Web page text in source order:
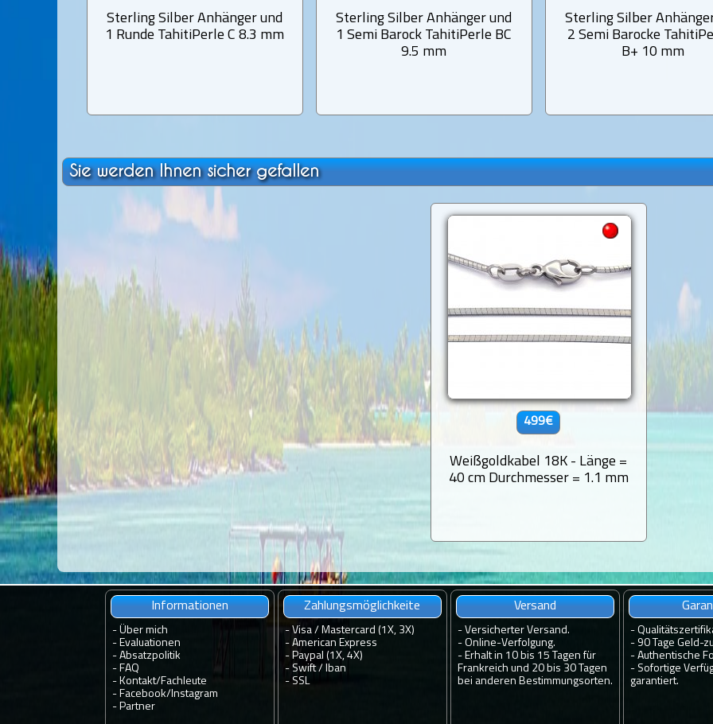
Sterling Silber Anhänger und
1 Runde TahitiPerle C 8.3 mm
Sterling Silber Anhänger und
1 Semi Barock TahitiPerle BC
9.5 mm
Sterling Silber
2 Semi Barocke
B+ 10 mm
Sie werden Ihnen sicher gefallen
499€
Weißgoldkabel 18K - Länge =
40 cm Durchmesser = 1.1 mm
Informationen
- Über mich
- Evaluationen
- Absatzpolitik
- FAQ
- Kontakt/ Fachleute
- Facebook/ Instagram
- Partner
Zahlungsmöglichkeite
- Visa / Mastercard (1X, 3X)
- American Express
- Paypal (1X, 4X)
- Swift / Iban
- SSL
Versand
- Versicherter Versand.
- Online-Verfolgung.
- Erhalt in 10 bis 15 Tagen für
Frankreich und 20 bis 30 Tagen
bei anderen Bestimmungsorten.
-
- 90 Tage Geld-
- Authentische
- Sofortige
garantiert.